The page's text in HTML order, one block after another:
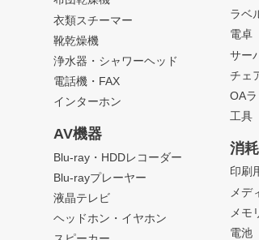
衣類スチーマー
靴乾燥機
浄水器・シャワーヘッド
電話機・FAX
インターホン
AV機器
Blu-ray・HDDレコーダー
Blu-rayプレーヤー
液晶テレビ
ヘッドホン・イヤホン
ラベ
電卓
サー
チェ
OA
工具
消
印刷
メデ
メモ
電池